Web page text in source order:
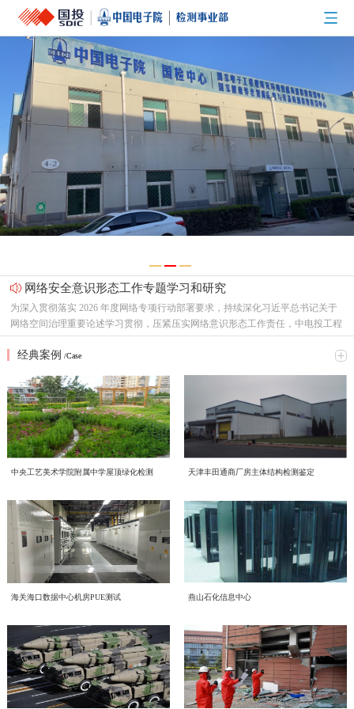
网络安全意识形态工作专题学习和研究
为深入贯彻落实 2026 年度网络专项行动部署要求，持续深化习近平总书记关于
网络空间治理重要论述学习贯彻，压紧压实网络意识形态工作责任，中电投工程
研究检测评定中心有限公司（以下简称“中心”）党总支召开专题支委会，集中研
究网络意识形态重点工作，全面梳理工作提升方向、明确落实举措。结合本次会
态工作核心意义互联网是意识形态斗争的主阵地、主战场、最前沿，网络意识形
态安全直接关系政治安全、舆论安全和单位长远发展。习近平总书记深刻指
出；“过不了互联网这一关，就过不了长期执政这一关，必须坚持正能量是总要
求、管得住是硬道理、用得好是真本事，持续健全网络生态治理长效机制，营造
风清气正的网络空间”。中心运营自有新媒体宣传平台，党员、职工线上交流、
对外业务宣传频次高，各类线上内容发布、网络言论行为都直接代表单位形象、
力，摒弃 “重业务、轻网信” 的片面认知，把网络意识形态工作摆在党建重点位
置，坚持守土有责、守土负责、守土尽责，牢牢管好、守好、用好各类网络阵
地。二、对标专项部署，明晰网络意识形态两大重点工作任务会议传达上级
2026 年度网络专项行动工作要求，结合中心运营管理实际，梳理当前网络意识
形态工作提升方向，明确两项核心工作抓手：（一）从严规范新媒体平台发布流
程，刚性落实 “三校三审” 机制新媒体是对外宣传、传递单位声音的重要载体，
内容导向容不得半点疏漏。将继续完善中心自有新媒体平台信息发布全流程管控
审” 制度：落实三级审核流程，每一级审核均留存书面或线上审核记录，做到全
程可追溯；2. 严把内容导向关口：所有对外发布图文、短视频、工作动态、宣传
材料，必须坚守正确政治方向、舆论导向、价值取向，重点核查政策表述、行业
宣传、对外口径，杜绝模糊表述、片面化表达、导向偏差内容上线；3. 常态化开
展平台自查自纠，定期梳理历史发布内容，及时清理过时、存在风险隐患的信
息，建立宣传内容负面清单，从源头防范舆情风险。（二）常态化开展党员专题
节能新起点，低碳向未来！
明的环保知识学习活动，积极响应2026年全国低碳日“绿色转型 全民同行”主题号
召。一、三部宣传片，共学绿色理念 本次学习重点围绕三部权威宣传片展开，
三部宣传片，视角不同、侧重各异，但指向同一个目标——让绿色低碳成为每个
人的行动自觉。 2026年全国低碳日“绿色转型 全民同行”主题宣传片 由生态环境
部发布，紧扣今年全国低碳日主题，号召全社会共同参与绿色转型，强调低碳发
来”主题视频 聚焦工业和信息化系统节能降碳实践，展示各领域在节能提效、绿
能降碳《守望未来》主题宣传片 以公共机构为切入点，讲述节能降碳背后的责
任与担当，传递"节约资源就是守护未来"的理念，展现公共机构在绿色转型中的
示范引领作用。二、立足"十五五"，践行全流程绿色理念在中国电子工程设计院
股份有限公司的引领下，我们立足“十五五”碳排放双控新要求，从设计、施工到
运维全流程践行绿色发展理念。 设计阶段，优先采用节能环保技术方案，从源
运维阶段，持续优化能源管理，以精细化运营实现长效减碳。三、从点滴做起，
纸，选择绿色出行让我们携手共建低碳企业，为美丽中国贡献力量！
喜报！中电投工程研究检测评定中心成功获批CNAS温室气体
审定与核查认可资质
近日，中电投工程研究检测评定中心有限公司（以下简称中心）顺利通过中国合
格评定国家认可委员会（CNAS）严格评审，成功取得温室气体审定和核查分项
认可资质，认可注册号为CNAS VV048-EI。此次资质的成功获批，标志着中心
温室气体核查、碳资产管理与低碳技术服务能力正式获得国家级、国际化权威认
委员会（CNAS）是国内权威的实验室与检验检测机构认可机构，其认可资质具
备国际互认效力，严格遵循ISO 14064系列国际标准及国家温室气体审定核查相
关准则，评审标准严苛、涵盖范围全面，是衡量机构碳核查技术能力、公正性与
权威性的核心标杆，获得该项认可意味着机构出具的温室气体审定、核查结果可
获得全球多个国家和地区的认可，具备极强的公信力与法律效力。 评审过程
中，CNAS评审组通过资料审核、现场核查、体系核查等多维度、全流程严苛评
审，对中心温室气体量化核算、排放核查、数据溯源管理、质量管理体系等核心
管理程序以及严谨的技术服务流程，最终确认中心完全符合温室气体审定与核查
机构认可规范要求，准予获批相关认可资质。 作为深耕工程检测、评定与绿色
低碳技术服务领域的专业机构，中电投工程研究检测评定中心有限公司长期聚
焦“双碳”战略落地，深耕绿色低碳产业赛道，持续完善碳服务技术体系，组建专
业碳核查技术团队，深耕电子电气设备，工业机械，食品，土木工程，建材等多
赋能合规高质量发展 中电投检测中心承接国投健康公司启动
力企业高质量、可持续、安全化发展，中国电子工程设计院股份有限公司全资子
公司中电投工程研究检测评定中心有限公司（以下简称“中电投检测中心”）承接
了国投健康产业投资有限公司（以下简称“国投健康”）质量、环境、职业健康安
全管理三体系建设项目。并于近日组织召开质量、环境、职业健康安全管理三体
系建设项目启动会。本次启动的三体系建设，严格对标 GB/T 19001-2016/ISO
9001:2015质量管理体系、GB/T 24001-2016/ISO 14001:2015环境管理体系、GB/T
45001-2020/ISO 45001:2018职业健康安全管理体系。结合标准条款和国投健康运
程工作安排，确保体系建设贴合企业实际经营情况，真正实现标准化落地、常态
化运行、长效化赋能。作为本次三体系建设工作的技术支撑单位，中电投检测中
心将持续推进国投健康三体系建设、运行、认证工作，以标准化管理赋能健康产
业高质量发展，助力国投健康全力打造管理规范、服务优质、安全可控、可持续
发展的长效管理机制。
CECS协会标准《电子工业化学品系统验收标准（送审稿）》
审查会顺利召开
近日，由中国电子工程设计院股份有限公司国家电子工程建筑及环境性能质量检
验检测中心主编的中国工程建设标准化协会标准《电子工业化学品系统验收标准
（送审稿）》（以下简称《标准》）审查会在北京召开。近年来，随着国内半导
体集成电路、平板显示等行业的快速发展，高纯化学品系统作为整个电子工程建
学品系统质量和验收细则的标准缺失，现行GB 50781、等标准多是从设计、建
造的角度，对电子工业气体系统进行技术规定，从质量控制角度目前的做法基本
是引用SEMI、ASTM等国外标准，一方面缺少技术一致性，另一方面制约了国
内相关产业的发展。本标准从立项开始，就得到了CECS 电子工程分会的大力支
持和行业的高度关注，组建了涵盖业主单位、设计院、施工单位、材料和设备供
应商、检测和技术服务机构等20多家参编单位的编制组。中国工程建设标准化协
中电投检测中心为工业建筑进行火灾后检测鉴定—全维度检
近期，我中心针对某电厂烟囱火灾事件完成全面检测鉴定工作。本次鉴定严格依
准》等国家标准，通过实体检测、温度场仿真、力学分析等多维度评估，明确烟
囱结构现状及后续处置方向，为电厂安全生产提供科学支撑。（1）全维度检测
覆盖 核心指标符合规范本次检测首先核查烟囱结构体系及平面布置，确认该钢
筋混凝土筒体整体布置与原设计图纸完全一致。地基基础未见不均匀沉降、滑移
或整体倾斜现象，后续仍需按规范持续开展沉降观测。外观质量检查显示，火灾
环境噪声检测，守护城市声环境质量
随着我国经济发展和城市化进程的加速，噪声污染已成为现代社会中一个日益突
出的环境问题。环境噪声检测作为治理噪声污染的重要环节，对提升环境的健康
及舒适度具有重要意义。 中电投工程研究检测评定中心有限公司（以下简称中
结构检测的智能化升级路径——智慧监测赋能工业装备
经典案例 /Case
中央工艺美术学院附属中学屋顶绿化检测 天津丰田通商厂房主体结构检测鉴定
海关海口数据中心机房PUE测试 燕山石化信息中心